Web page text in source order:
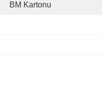
BM Kartonu